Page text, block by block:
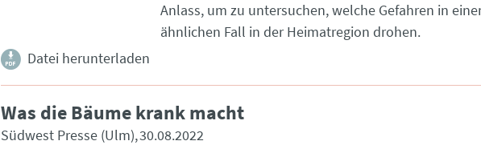
Anlass, um zu untersuchen, welche Gefahren in
ähnlichen Fall in der Heimatregion drohen.
Datei herunterladen
Was die Bäume krank macht
Südwest Presse (Ulm) 30.08.2022